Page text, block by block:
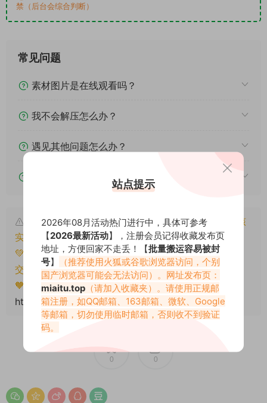
禁（后台会综合判断）
常见问题
素材图片是在线观看吗？
我不会解压怎么办？
遇见其他问题怎么办？
该资源能搬运分享吗？
本文资源仅供个人参考学习，请勿批量搬运，一经核
实将封禁账号权限！
💚本文资源均来源网友分享，若侵犯了您的权益可以提
交工单处理。
🧡转载请注明出处！原文链接：
https://miaitu.cc/81276.html
0 0
站点提示
2026年08月活动热门进行中，具体可参考
【2026最新活动】，注册会员记得收藏发布页
地址，方便回家不走丢！【批量搬运容易被封
号】
（推荐使用火狐或谷歌浏览器访问，个别
国产浏览器可能会无法访问）。网址发布页：
miaitu.top （请加入收藏夹）。请使用正规邮
箱注册，如QQ邮箱、163邮箱、微软、Google
等邮箱，切勿使用临时邮箱，否则收不到验证
码。